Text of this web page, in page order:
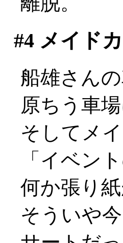
#4メイド
船雄さん
原ちう車場
そしてメ
「イベン
何か張り
そういや